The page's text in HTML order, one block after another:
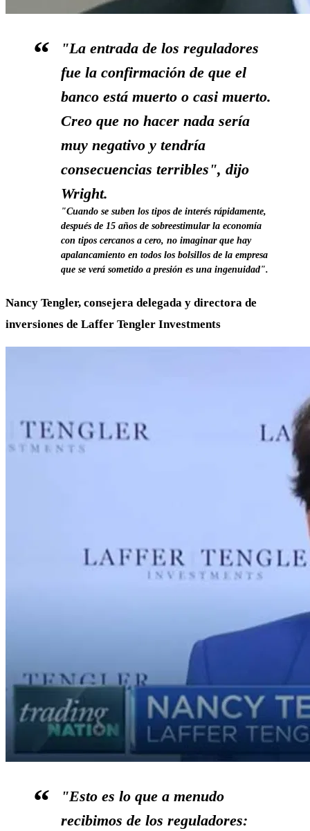
"La entrada de los reguladores
fue la confirmación de que el
banco está muerto o casi muerto.
Creo que no hacer nada sería
muy negativo y tendría
consecuencias terribles", dijo
Wright.
"Cuando se suben los tipos de interés rápidamente,
después de 15 años de sobreestimular la economía
con tipos cercanos a cero, no imaginar que hay
apalancamiento en todos los bolsillos de la empresa
que se verá sometido a presión es una ingenuidad".
Nancy Tengler, consejera delegada y directora de
inversiones de Laffer Tengler Investments
"Esto es lo que a menudo
recibimos de los reguladores: